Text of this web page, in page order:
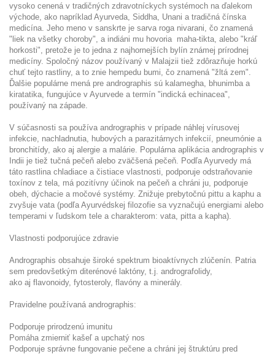
vysoko cenená v tradičných zdravotníckych systémoch na ďalekom
východe, ako napríklad Ayurveda, Siddha, Unani a tradičná čínska
medicína. Jeho meno v sanskrte je sarva roga nivarani, čo znamená
"liek na všetky choroby", a indiáni mu hovoria maha-tikta, alebo "kráľ
horkosti", pretože je to jedna z najhornejších bylín známej prírodnej
medicíny. Spoločný názov používaný v Malajzii tiež zdôrazňuje horkú
chuť tejto rastliny, a to znie hempedu bumi, čo znamená "žltá zem".
Ďalšie populárne mená pre andrographis sú kalamegha, bhunimba a
kiratatika, fungujúce v Ayurvede a termín "indická echinacea",
používaný na západe.
V súčasnosti sa používa andrographis v prípade náhlej vírusovej
infekcie, nachladnutia, hubových a parazitárnych infekcií, pneumónie a
bronchitídy, ako aj alergie a malárie. Populárna aplikácia andrographis v
Indii je tiež tučná pečeň alebo zväčšená pečeň. Podľa Ayurvedy má
táto rastlina chladiace a čistiace vlastnosti, podporuje odstraňovanie
toxínov z tela, má pozitívny účinok na pečeň a chráni ju, podporuje
obeh, dýchacie a močové systémy. Znižuje prebytočnú pittu a kaphu a
zvyšuje vata (podľa Ayurvédskej filozofie sa vyznačujú energiami alebo
temperami v ľudskom tele a charakterom: vata, pitta a kapha).
Vlastnosti podporujúce zdravie
Andrographis obsahuje široké spektrum bioaktívnych zlúčenín. Patria
sem predovšetkým diterénové laktóny, t.j. andrografolidy,
ako aj flavonoidy, fytosteroly, flavóny a minerály.
Pravidelne používaná andrographis:
Podporuje prirodzenú imunitu
Pomáha zmierniť kašeľ a upchatý nos
Podporuje správne fungovanie pečene a chráni jej štruktúru pred